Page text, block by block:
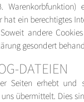
hat ein berechtigtes
andere
gesondert
DATEIEN
Seiten erhebt und
übermittelt. Dies